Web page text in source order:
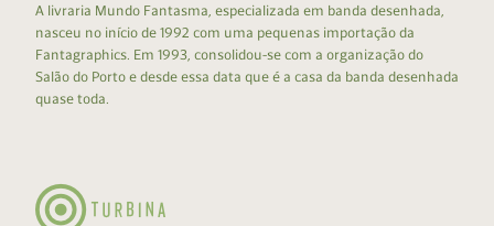
A livraria Mundo Fantasma, especializada em banda desenhada,
nasceu no início de 1992 com uma pequenas importação da
Fantagraphics. Em 1993, consolidou-se com a organização do
Salão do Porto e desde essa data que é a casa da banda desenhada
quase toda.